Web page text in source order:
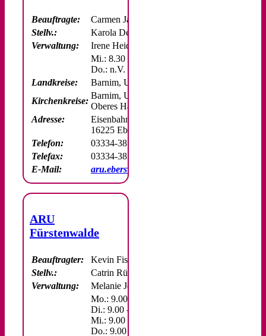
Beauftragte:
Carmen Jahnkow
Stellv.:
Karola Delbrück
Verwaltung:
Irene Heidrich
Mi.: 8.30 – 15.30 Uhr
Do.: n.V.
Landkreise:
Barnim, Uckermark
Kirchenkreise:
Barnim, Uckermark,
Oberes Havelland
Adresse:
Eisenbahnstraße 84
16225 Eberswalde
Telefon:
03334-38 255 53 / 54
Telefax:
03334-38 255 55
E-Mail:
aru.eberswalde@ekbo.de
ARU
Fürstenwalde
Beauftragter:
Kevin Fischer
Stellv.:
Catrin Rückeis
Verwaltung:
Melanie Jonach
Mo.: 9.00 – 17.00 Uhr
Di.: 9.00 – 15.00 Uhr
Mi.: 9.00 – 18.00 Uhr
Do.: 9.00 – 15.00 Uhr